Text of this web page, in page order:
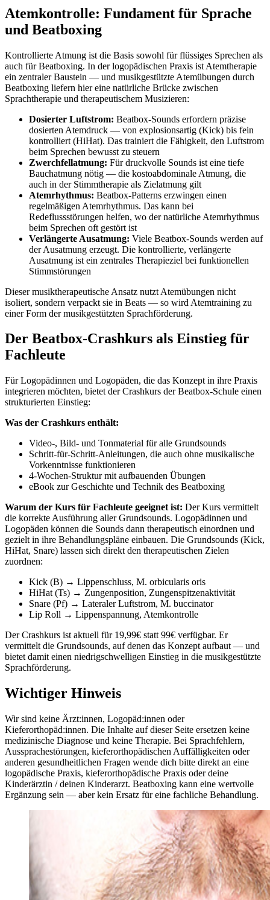
Atemkontrolle: Fundament für Sprache
und Beatboxing
Kontrollierte Atmung ist die Basis sowohl für flüssiges Sprechen als
auch für Beatboxing. In der logopädischen Praxis ist Atemtherapie
ein zentraler Baustein — und musikgestützte Atemübungen durch
Beatboxing liefern hier eine natürliche Brücke zwischen
Sprachtherapie und therapeutischem Musizieren:
Dosierter Luftstrom: Beatbox-Sounds erfordern präzise
dosierten Atemdruck — von explosionsartig (Kick) bis fein
kontrolliert (HiHat). Das trainiert die Fähigkeit, den Luftstrom
beim Sprechen bewusst zu steuern
Zwerchfellatmung: Für druckvolle Sounds ist eine tiefe
Bauchatmung nötig — die kostoabdominale Atmung, die
auch in der Stimmtherapie als Zielatmung gilt
Atemrhythmus: Beatbox-Patterns erzwingen einen
regelmäßigen Atemrhythmus. Das kann bei
Redeflussstörungen helfen, wo der natürliche Atemrhythmus
beim Sprechen oft gestört ist
Verlängerte Ausatmung: Viele Beatbox-Sounds werden auf
der Ausatmung erzeugt. Die kontrollierte, verlängerte
Ausatmung ist ein zentrales Therapieziel bei funktionellen
Stimmstörungen
Dieser musiktherapeutische Ansatz nutzt Atemübungen nicht
isoliert, sondern verpackt sie in Beats — so wird Atemtraining zu
einer Form der musikgestützten Sprachförderung.
Der Beatbox-Crashkurs als Einstieg für
Fachleute
Für Logopädinnen und Logopäden, die das Konzept in ihre Praxis
integrieren möchten, bietet der Crashkurs der Beatbox-Schule einen
strukturierten Einstieg:
Was der Crashkurs enthält:
Video-, Bild- und Tonmaterial für alle Grundsounds
Schritt-für-Schritt-Anleitungen, die auch ohne musikalische
Vorkenntnisse funktionieren
4-Wochen-Struktur mit aufbauenden Übungen
eBook zur Geschichte und Technik des Beatboxing
Warum der Kurs für Fachleute geeignet ist: Der Kurs vermittelt
die korrekte Ausführung aller Grundsounds. Logopädinnen und
Logopäden können die Sounds dann therapeutisch einordnen und
gezielt in ihre Behandlungspläne einbauen. Die Grundsounds (Kick,
HiHat, Snare) lassen sich direkt den therapeutischen Zielen
zuordnen:
Kick (B) → Lippenschluss, M. orbicularis oris
HiHat (Ts) → Zungenposition, Zungenspitzenaktivität
Snare (Pf) → Lateraler Luftstrom, M. buccinator
Lip Roll → Lippenspannung, Atemkontrolle
Der Crashkurs ist aktuell für 19,99€ statt 99€ verfügbar. Er
vermittelt die Grundsounds, auf denen das Konzept aufbaut — und
bietet damit einen niedrigschwelligen Einstieg in die musikgestützte
Sprachförderung.
Wichtiger Hinweis
Wir sind keine Ärzt:innen, Logopäd:innen oder
Kieferorthopäd:innen. Die Inhalte auf dieser Seite ersetzen keine
medizinische Diagnose und keine Therapie. Bei Sprachfehlern,
Aussprachestörungen, kieferorthopädischen Auffälligkeiten oder
anderen gesundheitlichen Fragen wende dich bitte direkt an eine
logopädische Praxis, kieferorthopädische Praxis oder deine
Kinderärztin / deinen Kinderarzt. Beatboxing kann eine wertvolle
Ergänzung sein — aber kein Ersatz für eine fachliche Behandlung.